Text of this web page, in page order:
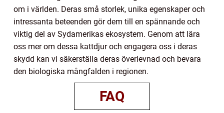
om i världen. Deras små storlek, unika egenskaper och
intressanta beteenden gör dem till en spännande och
viktig del av Sydamerikas ekosystem. Genom att lära
oss mer om dessa kattdjur och engagera oss i deras
skydd kan vi säkerställa deras överlevnad och bevara
den biologiska mångfalden i regionen.
FAQ